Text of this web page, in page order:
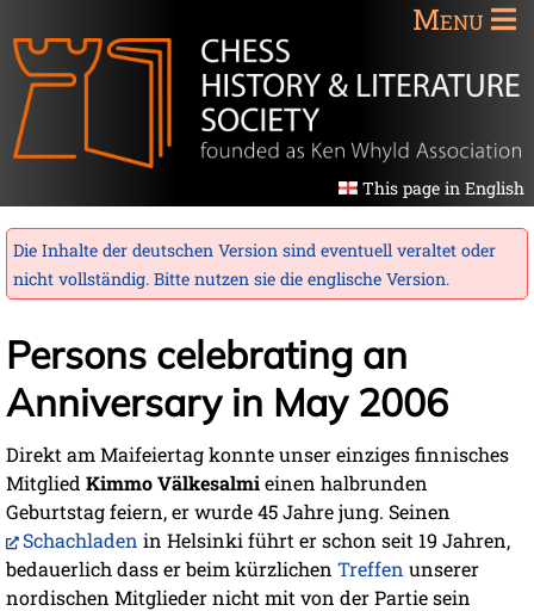
Menu
This page in English
Die Inhalte der deutschen Version sind eventuell veraltet oder
nicht vollständig. Bitte nutzen sie die englische Version.
Persons celebrating an
Anniversary in May 2006
Direkt am Maifeiertag konnte unser einziges finnisches
Mitglied Kimmo Välkesalmieinen halbrunden
Geburtstag feiern, er wurde 45 Jahre jung. Seinen
Schachladen in Helsinki führt er schon seit 19 Jahren,
bedauerlich dass er beim kürzlichen Treffen unserer
nordischen Mitglieder nicht mit von der Partie sein